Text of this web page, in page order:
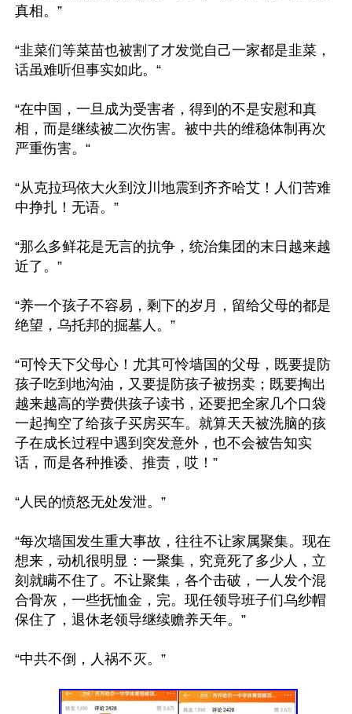
真相。”
“韭菜们等菜苗也被割了才发觉自己一家都是韭菜，
话虽难听但事实如此。“
“在中国，一旦成为受害者，得到的不是安慰和真
相，而是继续被二次伤害。被中共的维稳体制再次
严重伤害。“
“从克拉玛依大火到汶川地震到齐齐哈艾！人们苦难
中挣扎！无语。”
“那么多鲜花是无言的抗争，统治集团的末日越来越
近了。”
“养一个孩子不容易，剩下的岁月，留给父母的都是
绝望，乌托邦的掘墓人。”
“可怜天下父母心！尤其可怜墙国的父母，既要提防
孩子吃到地沟油，又要提防孩子被拐卖；既要掏出
越来越高的学费供孩子读书，还要把全家几个口袋
一起掏空了给孩子买房买车。就算天天被洗脑的孩
子在成长过程中遇到突发意外，也不会被告知实
话，而是各种推诿、推责，哎！”
“人民的愤怒无处发泄。”
“每次墙国发生重大事故，往往不让家属聚集。现在
想来，动机很明显：一聚集，究竟死了多少人，立
刻就瞒不住了。不让聚集，各个击破，一人发个混
合骨灰，一些抚恤金，完。现任领导班子们乌纱帽
保住了，退休老领导继续赡养天年。”
“中共不倒，人祸不灭。”